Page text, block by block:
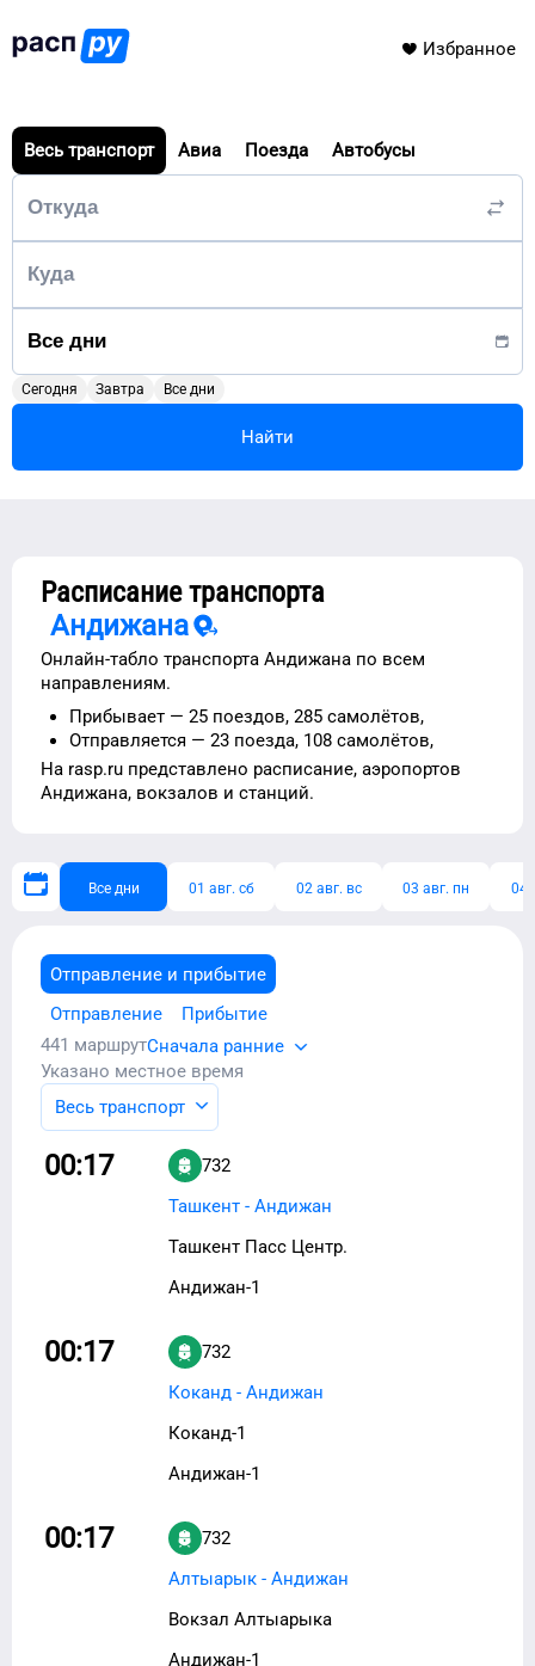
Избранное
Весь транспорт Авиа Поезда Автобусы
Сегодня Завтра Все дни
Найти
Расписание транспорта
Андижана
Онлайн-табло транспорта Андижана по всем
направлениям.
Прибывает — 25 поездов, 285 самолётов,
Отправляется — 23 поезда, 108 самолётов,
На rasp.ru представлено расписание, аэропортов
Андижана, вокзалов и станций.
Все дни 01 авг. сб 02 авг. вс 03 авг. пн 04
Отправление и прибытие
Отправление
Прибытие
441 маршрутСначала ранние
Указано местное время
Весь транспорт
00:17
732
Ташкент - Андижан
Ташкент Пасс Центр.
Андижан-1
00:17
732
Коканд - Андижан
Коканд-1
Андижан-1
00:17
732
Алтыарык - Андижан
Вокзал Алтыарыка
Андижан-1